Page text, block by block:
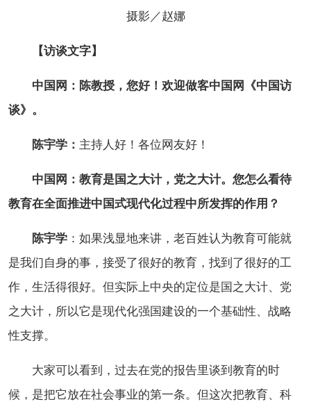
摄影／赵娜
【访谈文字】
中国网：陈教授，您好！欢迎做客中国网《中国访
谈》。
陈宇学： 主持人好！各位网友好！
中国网：教育是国之大计，党之大计。您怎么看待
教育在全面推进中国式现代化过程中所发挥的作用？
陈宇学 ：如果浅显地来讲，老百姓认为教育可能就
是我们自身的事，接受了很好的教育，找到了很好的工
作，生活得很好。但实际上中央的定位是国之大计、党
之大计，所以它是现代化强国建设的一个基础性、战略
性支撑。
大家可以看到，过去在党的报告里谈到教育的时
候，是把它放在社会事业的第一条。但这次把教育、科